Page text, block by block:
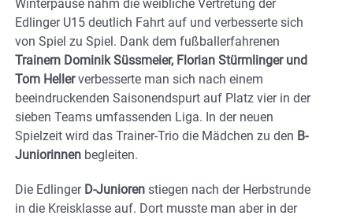
Winterpause nahm die weibliche Vertretung der
Edlinger U15 deutlich Fahrt auf und verbesserte sich
von Spiel zu Spiel. Dank dem fußballerfahrenen
Trainern Dominik Süssmeier, Florian Stürmlinger und
Tom Hellerverbesserte man sich nach einem
beeindruckenden Saisonendspurt auf Platz vier in der
sieben Teams umfassenden Liga. In der neuen
Spielzeit wird das Trainer-Trio die Mädchen zu den B-
Juniorinnen begleiten.
Die Edlinger D-Junioren stiegen nach der Herbstrunde
in die Kreisklasse auf. Dort musste man aber in der